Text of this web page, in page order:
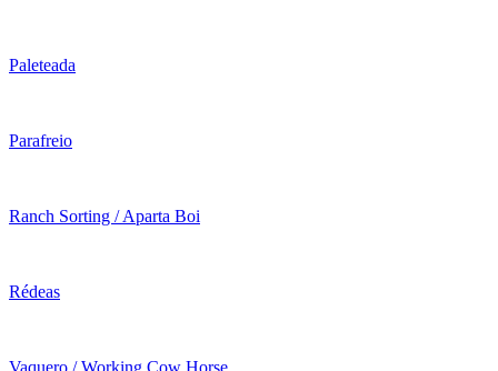
Paleteada
Parafreio
Ranch Sorting / Aparta Boi
Rédeas
Vaquero / Working Cow Horse